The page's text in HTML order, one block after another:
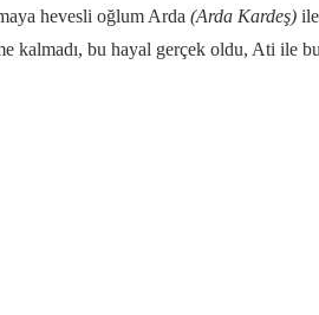
hevesli oğlum Arda (Arda Kardeş)
kalmadı, bu hayal gerçek oldu, Ati ile